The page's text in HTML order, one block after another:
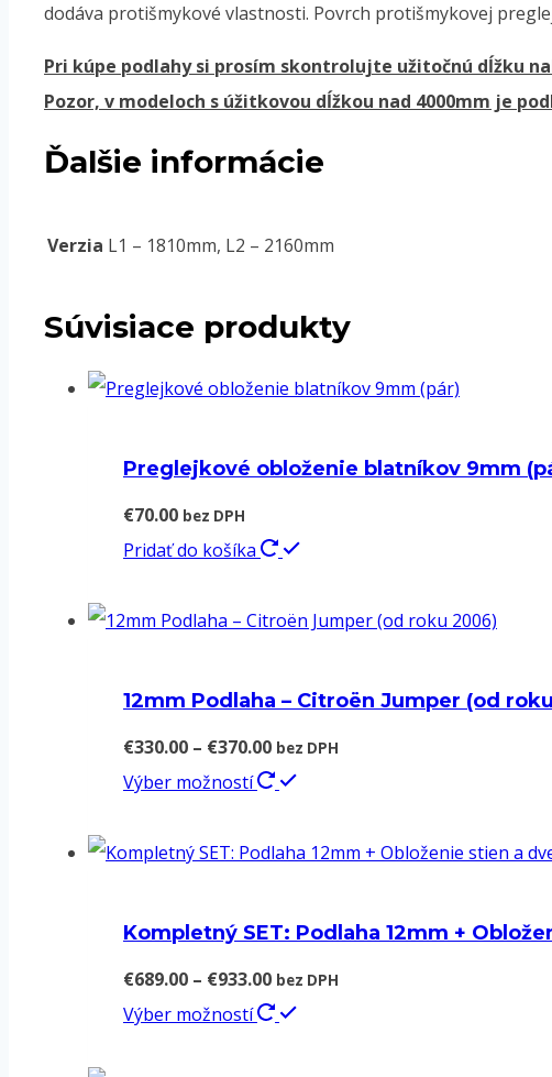
dodáva protišmykové vlastnosti. Povrch protišmykovej
Pri kúpe podlahy si prosím skontrolujte užitočnú dĺžku
Pozor, v modeloch s úžitkovou dĺžkou nad 4000mm je
Ďalšie informácie
Verzia L1 – 1810mm, L2 – 2160mm
Súvisiace produkty
Preglejkové obloženie blatníkov 9mm
€70.00 bez DPH
Pridať do košíka
12mm Podlaha – Citroën Jumper (od
€330.00 – €370.00Price
range:
through
bez DPH
Výber možností
Tento
má
variantov.
si
Kompletný SET: Podlaha 12mm +
€689.00 – €933.00Price
range:
bez DPH
Výber možností
Tento